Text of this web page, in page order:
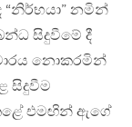
“නිර්භයා” නමින්
සිදුවීමේ දී
නොකරමින්
සිදුවීම
එමඟින් ඇගේ